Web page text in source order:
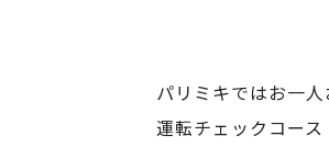
パリミキではお一
運転チェックコース